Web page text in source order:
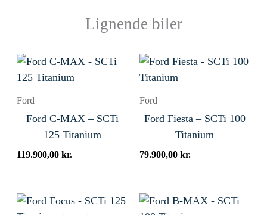
Lignende biler
Ford
Ford C-MAX – SCTi
125 Titanium
119.900,00kr.
Ford
Ford Fiesta – SCTi 100
Titanium
79.900,00 kr.